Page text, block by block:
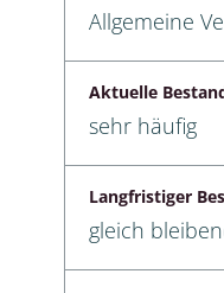
Allgemeine
Aktuelle
sehr häufig
Langfristiger
gleich